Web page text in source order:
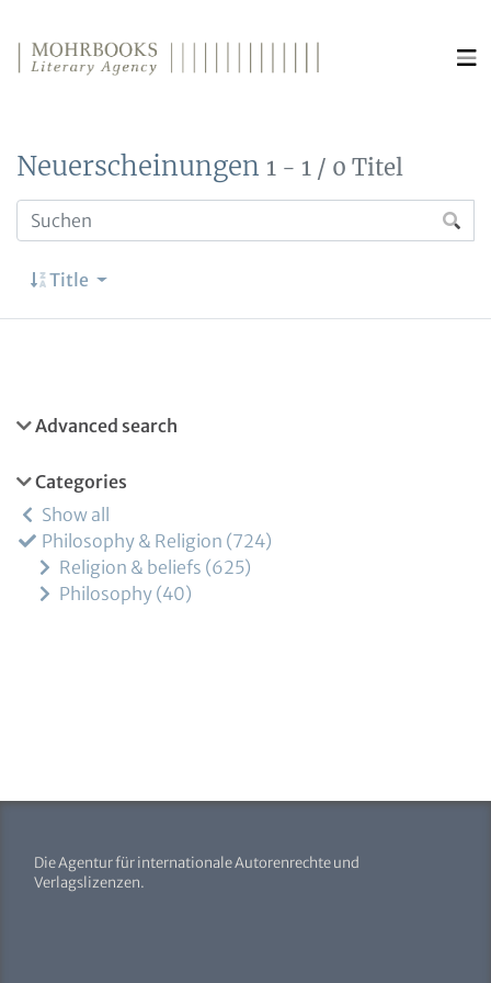
Neuerscheinungen 1 - 1 / 0 Titel
Title
Advanced search
Categories
Show all
Philosophy & Religion 724
Religion & beliefs 625
Philosophy 40
Die Agentur für internationale Autorenrechte und
Verlagslizenzen.